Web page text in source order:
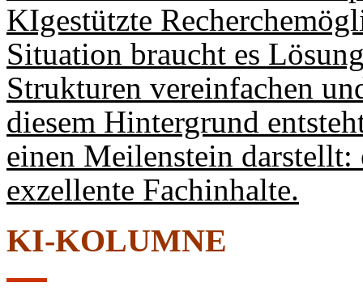
KIgestützte
Situation braucht es
Strukturen vereinfachen
diesem Hintergrund
einen Meilenstein
exzellente Fachinhalte.
KI-KOLUMNE